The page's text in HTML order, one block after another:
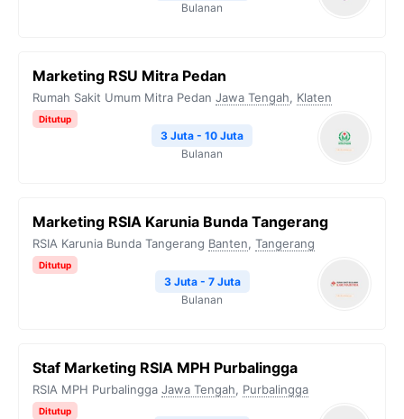
Bulanan
Marketing RSU Mitra Pedan
Rumah Sakit Umum Mitra Pedan Jawa Tengah, Klaten
Ditutup
3 Juta - 10 Juta
Bulanan
Marketing RSIA Karunia Bunda Tangerang
RSIA Karunia Bunda Tangerang Banten, Tangerang
Ditutup
3 Juta - 7 Juta
Bulanan
Staf Marketing RSIA MPH Purbalingga
RSIA MPH Purbalingga Jawa Tengah, Purbalingga
Ditutup